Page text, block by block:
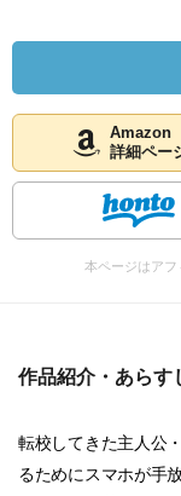
Amazon
詳細ペー
本ページはア
作品紹介・あらす
転校してきた主人公
るためにスマホが手